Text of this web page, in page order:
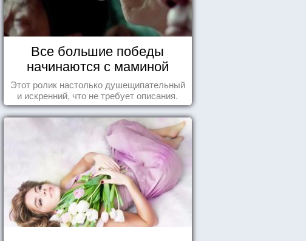
Все большие победы
начинаются с маминой
колыбели
Этот ролик настолько душещипательный
и искренний, что не требует описания.